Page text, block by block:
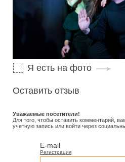
Я есть на фото
Оставить отзыв
Уважаемые посетители!
Для того, чтобы оставить комментарий,
учетную запись или войти через
E-mail
Регистрация